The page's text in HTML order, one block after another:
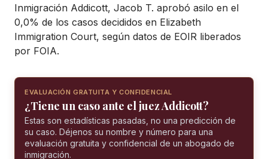
Inmigración Addicott, Jacob T. aprobó asilo en el
0,0% de los casos decididos en Elizabeth
Immigration Court, según datos de EOIR liberados
por FOIA.
EVALUACIÓN GRATUITA Y CONFIDENCIAL
¿Tiene un caso ante el juez Addicott?
Estas son estadísticas pasadas, no una predicción de
su caso. Déjenos su nombre y número para una
evaluación gratuita y confidencial de un abogado de
inmigración.